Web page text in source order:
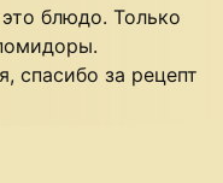
блюдо. Только
спасибо за рецепт